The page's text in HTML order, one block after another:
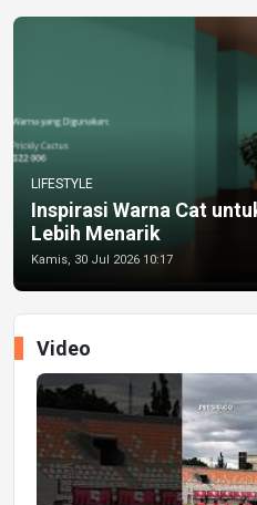
LIFESTYLE
Inspirasi Warna Cat
Lebih Menarik
Kamis, 30 Jul 2026 10:17
Video